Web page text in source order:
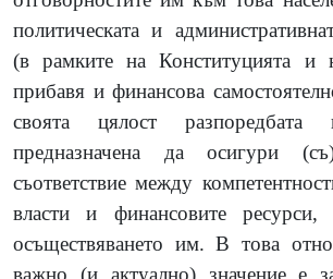
политическата и
(в рамките на Конституцията и
прибавя и финансова
своята цялост
предназначена да осигури
съответствие между
власти и финансовите ресурси,
осъществяването им. В това
важно (и актуално) значение е